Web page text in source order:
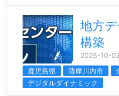
地方
構築
2025-10-
鹿児島県
薩摩川内市
デジタルダイナミック